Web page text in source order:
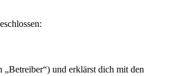
und erklärst dich mit den